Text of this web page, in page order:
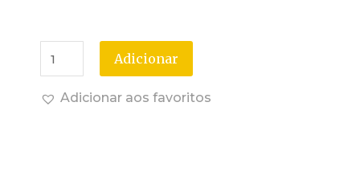
Adicionar
Adicionar aos favoritos